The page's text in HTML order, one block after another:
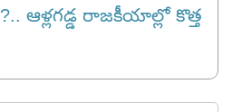
ఆళ్లగడ్డ రాజకీయాల్లో కొత్త